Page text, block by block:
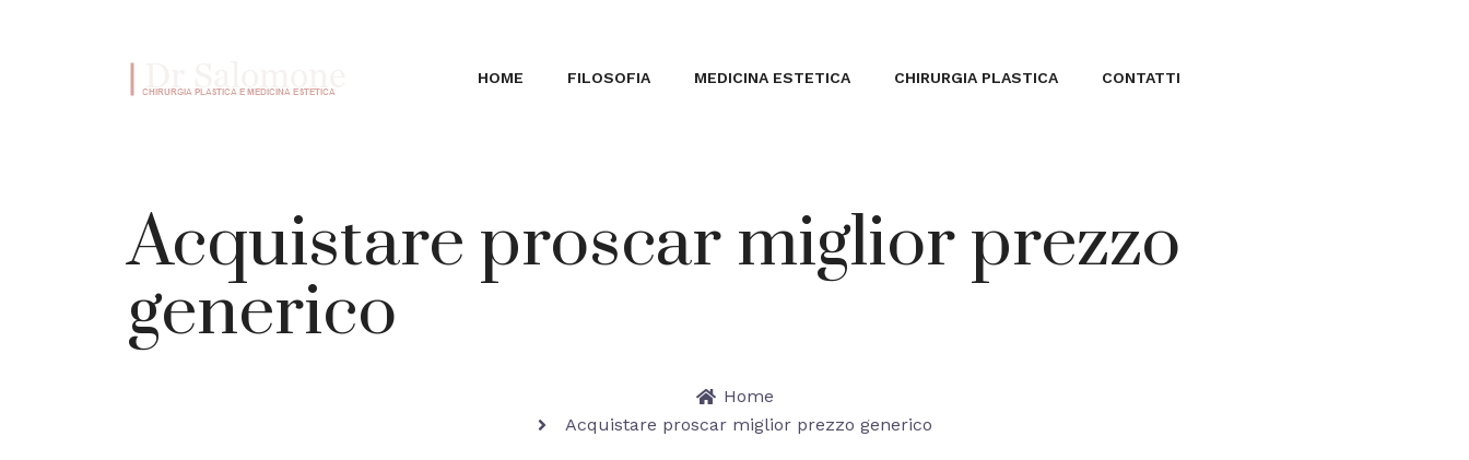
HOME FILOSOFIA MEDICINA ESTETICA CHIRURGIA PLASTICA CONTATTI
Acquistare proscar miglior prezzo
generico
Home
Acquistare proscar miglior prezzo generico